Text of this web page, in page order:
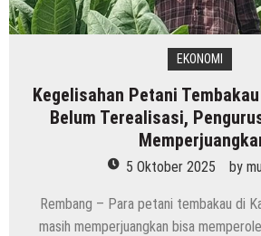
EKONOMI
Kegelisahan Petani
Belum Terealisasi,
5 Oktober 2025 by
Rembang – Para petani tembakau di
masih memperjuangkan bisa